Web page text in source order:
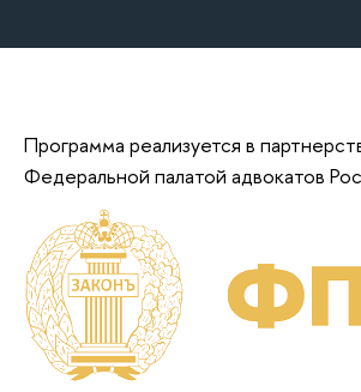
Программа реализуется в
Федеральной палатой адвокатов